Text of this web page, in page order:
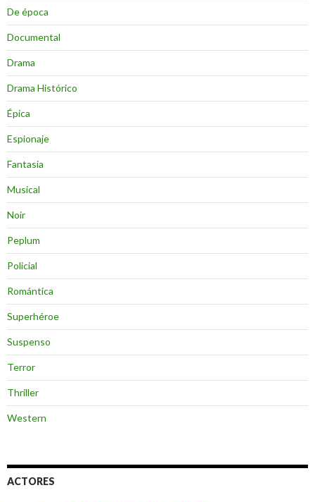
De época
Documental
Drama
Drama Histórico
Épica
Espionaje
Fantasia
Musical
Noir
Peplum
Policial
Romántica
Superhéroe
Suspenso
Terror
Thriller
Western
ACTORES